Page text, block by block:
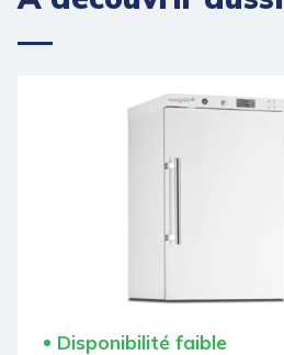
Disponibilité faible